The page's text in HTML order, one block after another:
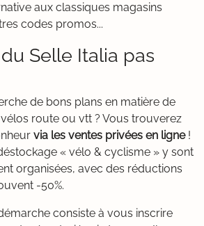
aux classiques magasins
codes promos...
Selle Italia pas
de bons plans en matière de
route ou vtt ? Vous trouverez
via les ventes privées en ligne!
« vélo & cyclisme » y sont
organisées, avec des réductions
-50%.
consiste à vous inscrire